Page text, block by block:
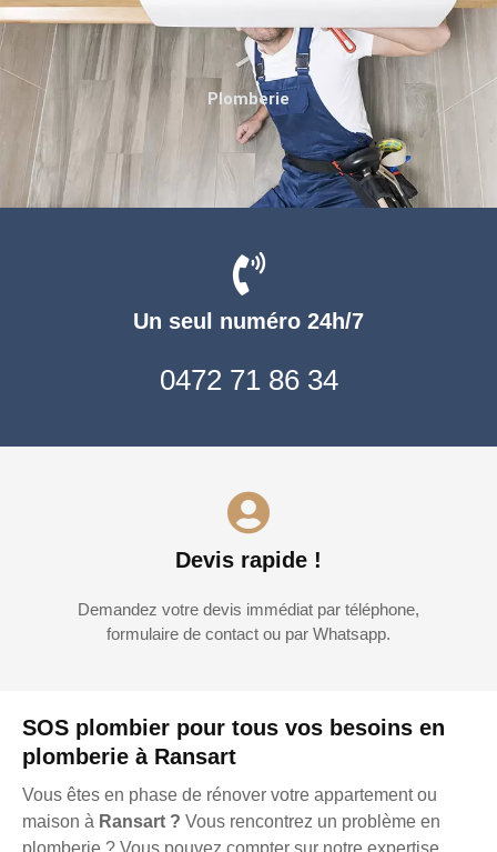
SOS plombier pour tous vos besoins en
plomberie à Ransart
Vous êtes en phase de rénover votre appartement ou
maison à Ransart ? Vous rencontrez un problème en
Un seul numéro 24h/7
0472 71 86 34
Devis rapide !
Demandez votre devis immédiat par téléphone,
formulaire de contact ou par Whatsapp.
Plomberie